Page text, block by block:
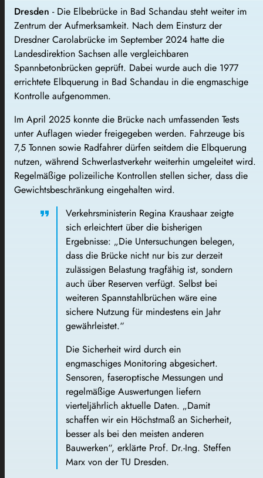
Dresden - Die Elbebrücke in Bad Schandau steht weiter im
Zentrum der Aufmerksamkeit. Nach dem Einsturz der
Dresdner Carolabrücke im September 2024 hatte die
Landesdirektion Sachsen alle vergleichbaren
Spannbetonbrücken geprüft. Dabei wurde auch die 1977
errichtete Elbquerung in Bad Schandau in die engmaschige
Kontrolle aufgenommen.
Im April 2025 konnte die Brücke nach umfassenden Tests
unter Auflagen wieder freigegeben werden. Fahrzeuge bis
7,5 Tonnen sowie Radfahrer dürfen seitdem die Elbquerung
nutzen, während Schwerlastverkehr weiterhin umgeleitet wird.
Regelmäßige polizeiliche Kontrollen stellen sicher, dass die
Gewichtsbeschränkung eingehalten wird.
Verkehrsministerin Regina Kraushaar zeigte
sich erleichtert über die bisherigen
Ergebnisse: „Die Untersuchungen belegen,
dass die Brücke nicht nur bis zur derzeit
zulässigen Belastung tragfähig ist, sondern
auch über Reserven verfügt. Selbst bei
weiteren Spannstahlbrüchen wäre eine
sichere Nutzung für mindestens ein Jahr
gewährleistet.“
Die Sicherheit wird durch ein
engmaschiges Monitoring abgesichert.
Sensoren, faseroptische Messungen und
regelmäßige Auswertungen liefern
vierteljährlich aktuelle Daten. „Damit
schaffen wir ein Höchstmaß an Sicherheit,
besser als bei den meisten anderen
Bauwerken“, erklärte Prof. Dr.-Ing. Steffen
Marx von der TU Dresden.